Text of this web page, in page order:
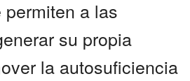
a las
su propia
la autosuficiencia